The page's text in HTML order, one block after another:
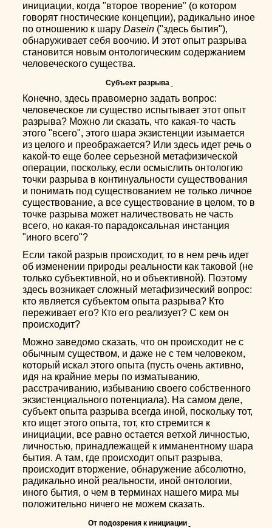
инициации, когда "второе творение" (о котором
говорят гностические концепции), радикально иное
по отношению к шаруDasein ("здесь бытия"),
обнаруживает себя воочию. И этот опыт разрыва
становится новым онтологическим содержанием
человеческого существа.
Субъект разрыва
Конечно, здесь правомерно задать вопрос:
человеческое ли существо испытывает этот опыт
разрыва? Можно ли сказать, что какая-то часть
этого "всего", этого шара экзистенции изымается
из целого и преображается? Или здесь идет речь о
какой-то еще более серьезной метафизической
операции, поскольку, если осмыслить онтологию
точки разрыва в континуальности существования
и понимать под существованием не только личное
существование, а все существование в целом, то в
точке разрыва может наличествовать не часть
всего, но какая-то парадоксальная инстанция
"иного всего"?
Если такой разрыв происходит, то в нем речь идет
об изменении природы реальности как таковой (не
только субъективной, но и объективной). Поэтому
здесь возникает сложный метафизический вопрос:
кто является субъектом опыта разрыва? Кто
переживает его? Кто его реализует? С кем он
происходит?
Можно заведомо сказать, что он происходит не с
обычным существом, и даже не с тем человеком,
который искал этого опыта (пусть очень активно,
идя на крайние меры по изматыванию,
расстрачиванию, избыванию своего собственного
экзистенциального потенциала). На самом деле,
субъект опыта разрыва всегда иной, поскольку тот,
кто ищет этого опыта, тот, кто стремится к
инициации, все равно остается ветхой личностью,
личностью, принадлежащей к имманентному шара
бытия. А там, где происходит опыт разрыва,
происходит вторжение, обнаружение абсолютно,
радикально иной реальности, иной онтологии,
иного бытия, о чем в терминах нашего мира мы
положительно ничего не можем сказать.
От подозрения к инициации